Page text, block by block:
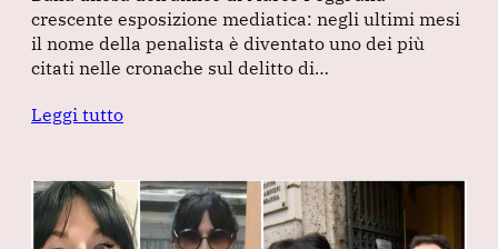
crescente esposizione mediatica: negli ultimi mesi
il nome della penalista è diventato uno dei più
citati nelle cronache sul delitto di…
Leggi tutto